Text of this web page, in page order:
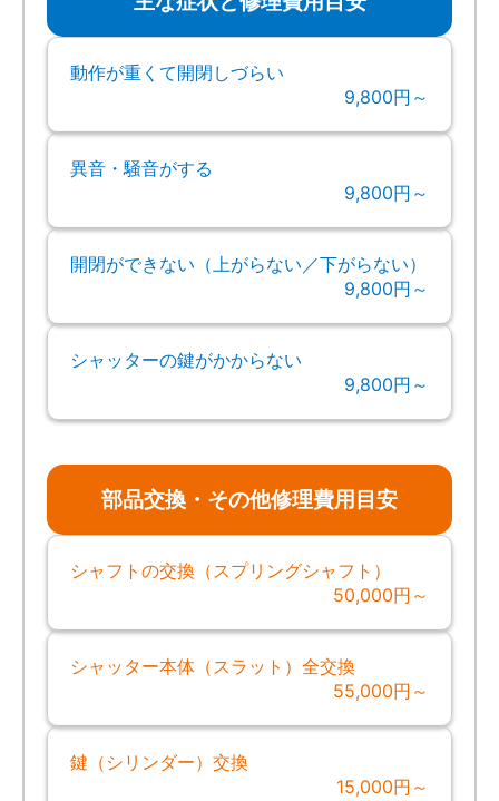
動作が重くて開閉しづらい
9,800円～
異音・騒音がする
9,800円～
開閉ができない（上がらない／下がらない）
9,800円～
シャッターの鍵がかからない
9,800円～
部品交換・その他修理費用目安
シャフトの交換（スプリングシャフト）
50,000円～
シャッター本体（スラット）全交換
55,000円～
鍵（シリンダー）交換
15,000円～